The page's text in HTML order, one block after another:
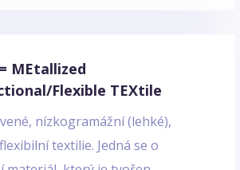
MEtallized
Flexible TEXtile
nízkogramážní (lehké),
textilie. Jedná se o